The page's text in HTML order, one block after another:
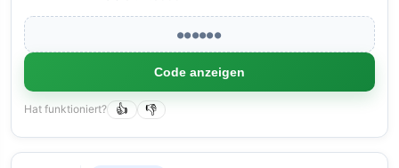
●●●●●●
Code anzeigen
Hat funktioniert? 👍 👎